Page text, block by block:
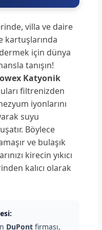
villa ve daire
kartuşlarında
için dünya
tanışın!
Katyonik
filtrenizden
iyonlarını
suyu
Böylece
ve bulaşık
kirecin yıkıcı
kalıcı olarak
DuPont firması,